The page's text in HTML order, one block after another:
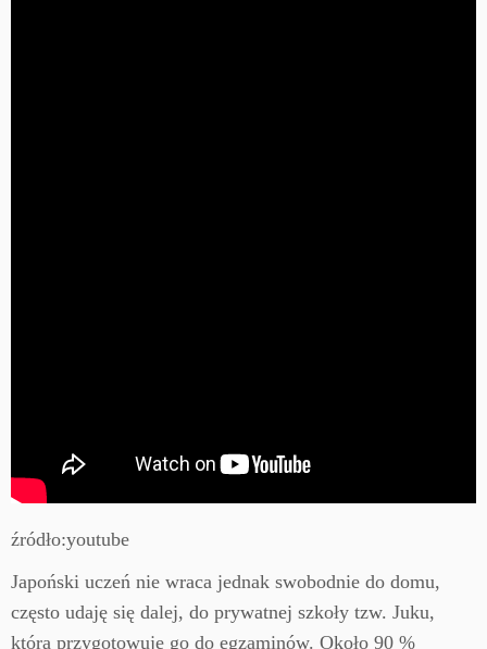
źródło:youtube
Japoński uczeń nie wraca jednak swobodnie do domu,
często udaję się dalej, do prywatnej szkoły tzw. Juku,
która przygotowuje go do egzaminów. Około 90 %